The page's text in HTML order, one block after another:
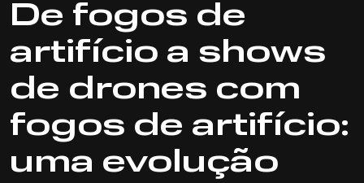
De fogos de
artifício a shows
de drones com
fogos de artifício:
uma evolução